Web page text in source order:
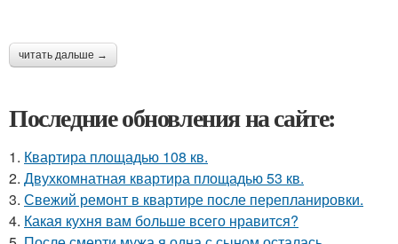
читать дальше →
Последние обновления на сайте:
1. Квартира площадью 108 кв.
2. Двухкомнатная квартира площадью 53 кв.
3. Свежий ремонт в квартире после перепланировки.
4. Какая кухня вам больше всего нравится?